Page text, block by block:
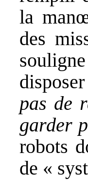
la
des
pas de
garder
robots
de «